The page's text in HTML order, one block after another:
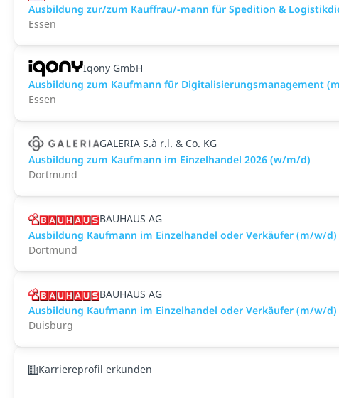
Ausbildung zur/zum Kauffrau/-mann für Spedition &
Essen
Iqony GmbH
Ausbildung zum Kaufmann für Digitalisierungsmanagement
Essen
GALERIA S.à r.l. & Co. KG
Ausbildung zum Kaufmann im Einzelhandel 2026 (w/m/d)
Dortmund
BAUHAUS AG
Ausbildung Kaufmann im Einzelhandel oder Verkäufer (m/w/
Dortmund
BAUHAUS AG
Ausbildung Kaufmann im Einzelhandel oder Verkäufer (m/w/
Duisburg
Karriereprofil erkunden